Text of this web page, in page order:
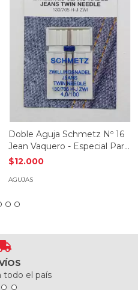
Doble Aguja Schmetz Nº 16
Jean Vaquero - Especial Para
Janome
$12.000
AGUJAS
todo el país